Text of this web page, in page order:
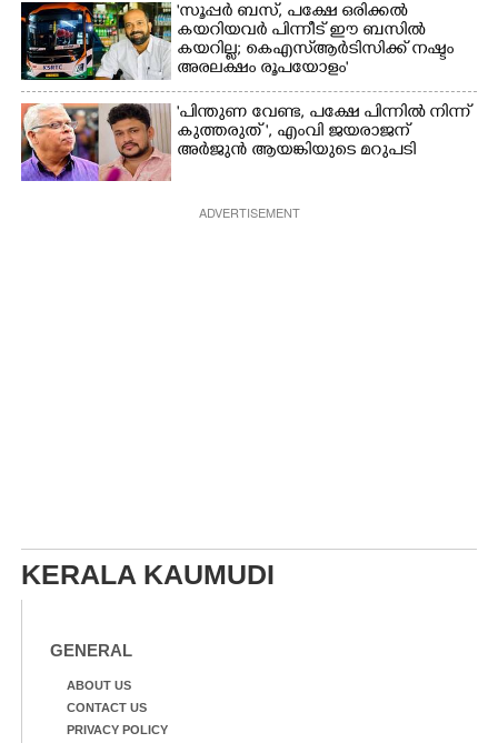
'സൂപ്പർ ബസ്, പക്ഷേ ഒരിക്കൽ
കയറിയവർ പിന്നീട് ഈ ബസിൽ
കയറില്ല; കെഎസ്ആർടിസിക്ക് നഷ്ടം
അരലക്ഷം രൂപയോളം'
"പിന്തുണ വേണ്ട,​ പക്ഷേ പിന്നിൽ നിന്ന്
കുത്തരുത് ", എംവി ജയരാജന്
അർജുൻ ആയങ്കിയുടെ മറുപടി
ADVERTISEMENT
KERALA KAUMUDI
GENERAL
ABOUT US
CONTACT US
PRIVACY POLICY